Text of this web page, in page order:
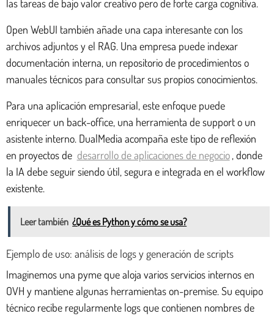
las tareas de bajo valor creativo pero de forte carga cognitiva.
Open WebUI también añade una capa interesante con los
archivos adjuntos y el RAG. Una empresa puede indexar
documentación interna, un repositorio de procedimientos o
manuales técnicos para consultar sus propios conocimientos.
Para una aplicación empresarial, este enfoque puede
enriquecer un back-office, una herramienta de support o un
asistente interno. DualMedia acompaña este tipo de reflexión
en proyectos de desarrollo de aplicaciones de negocio , donde
la IA debe seguir siendo útil, segura e integrada en el workflow
existente.
Leer también ¿Qué es Python y cómo se usa?
Ejemplo de uso: análisis de logs y generación de scripts
Imaginemos una pyme que aloja varios servicios internos en
OVH y mantiene algunas herramientas on-premise. Su equipo
técnico recibe regularmente logs que contienen nombres de